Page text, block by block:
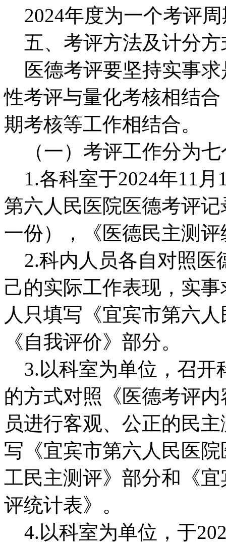
2024年度为一个考评周
五、考评方法及计分方
医德考评要坚持实事求
性考评与量化考核相结
期考核等工作相结合。
（一）考评工作分为七
1.各科室于2024年11月
第六人民医院医德考评
一份），《医德民主测
2.科内人员各自对照医
己的实际工作表现，实
人只填写《宜宾市第六
《自我评价》部分。
3.以科室为单位，召开
的方式对照《医德考评
员进行客观、公正的民
写《宜宾市第六人民医
工民主测评》部分和《
评统计表》。
4.以科室为单位，于